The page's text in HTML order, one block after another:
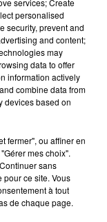
de
dans le
du
Pro A.
Aubry
services; Create
personalised
security, prevent and
and content;
may
data to offer
information actively
combine data from
devices based on
fermer", ou affiner en
mes choix".
sans
pour ce site. Vous
à tout
de chaque page.